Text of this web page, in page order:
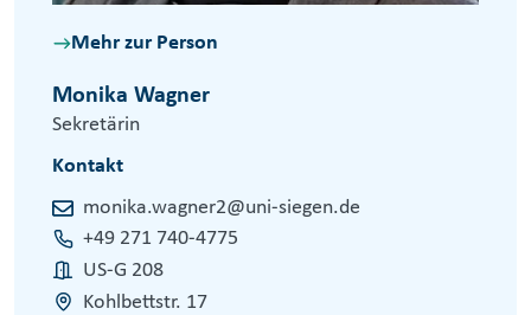
Mehr zur Person
Monika Wagner
Sekretärin
Kontakt
monika.wagner2@uni-siegen.de
+49 271 740-4775
US-G 208
Kohlbettstr. 17